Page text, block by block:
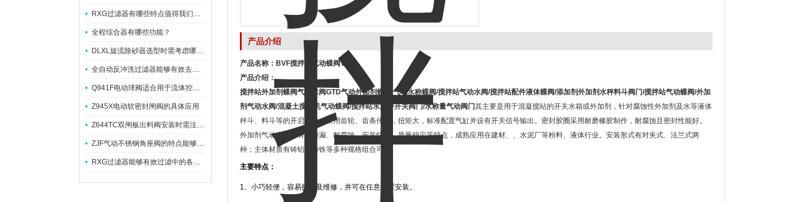
RXG过滤器有哪些特点值得我们选择？
全程综合器有哪些功能？
DLXL旋流除砂器选型时需考虑哪些因素？
全自动反冲洗过滤器能够有效去除不同粒径的固体杂
Q941F电动球阀适合用于流体控制需要迅速反应的场合
Z945X电动软密封闸阀的具体应用
Z644TC双闸板出料阀安装时需注意哪些事项？
ZJF气动不锈钢角座阀的特点能够稳定地控制介质流量
RXG过滤器能够有效过滤中的各种杂质
产品介绍
产品名称： BVF搅拌站气动蝶阀VFS
产品介绍：
搅拌站外加剂蝶阀气动水阀GTD气动外加剂蝶阀/气动水称蝶阀/搅拌站气动水阀/搅拌站配件液体蝶阀/添加剂外加剂水秤料斗阀门/搅拌站气动蝶阀/外加
剂气动水阀/混凝土搅拌机气动蝶阀/搅拌站水泥秤开关阀门/水称量气动阀门其主要是用于混凝搅站的开关水箱或外加剂，针对腐蚀性外加剂及水等液体
秤斗、料斗等的开启动作，采用齿轮、齿条传动，扭矩大，标准配置气缸并设有开关信号输出。密封胶圈采用耐磨橡胶制作，耐腐蚀且密封性能好。
外加剂气动水阀具有防渗漏、耐腐蚀、安装快速、质量稳定等特点，成熟应用在建材、、水泥厂等粉料、液体行业。安装形式有对夹式、法兰式两
种；主体材质有铸铝、铸铁等多种规格组合可选。
主要特点：
1、小巧轻便，容易拆装及维修，并可在任意位置安装。